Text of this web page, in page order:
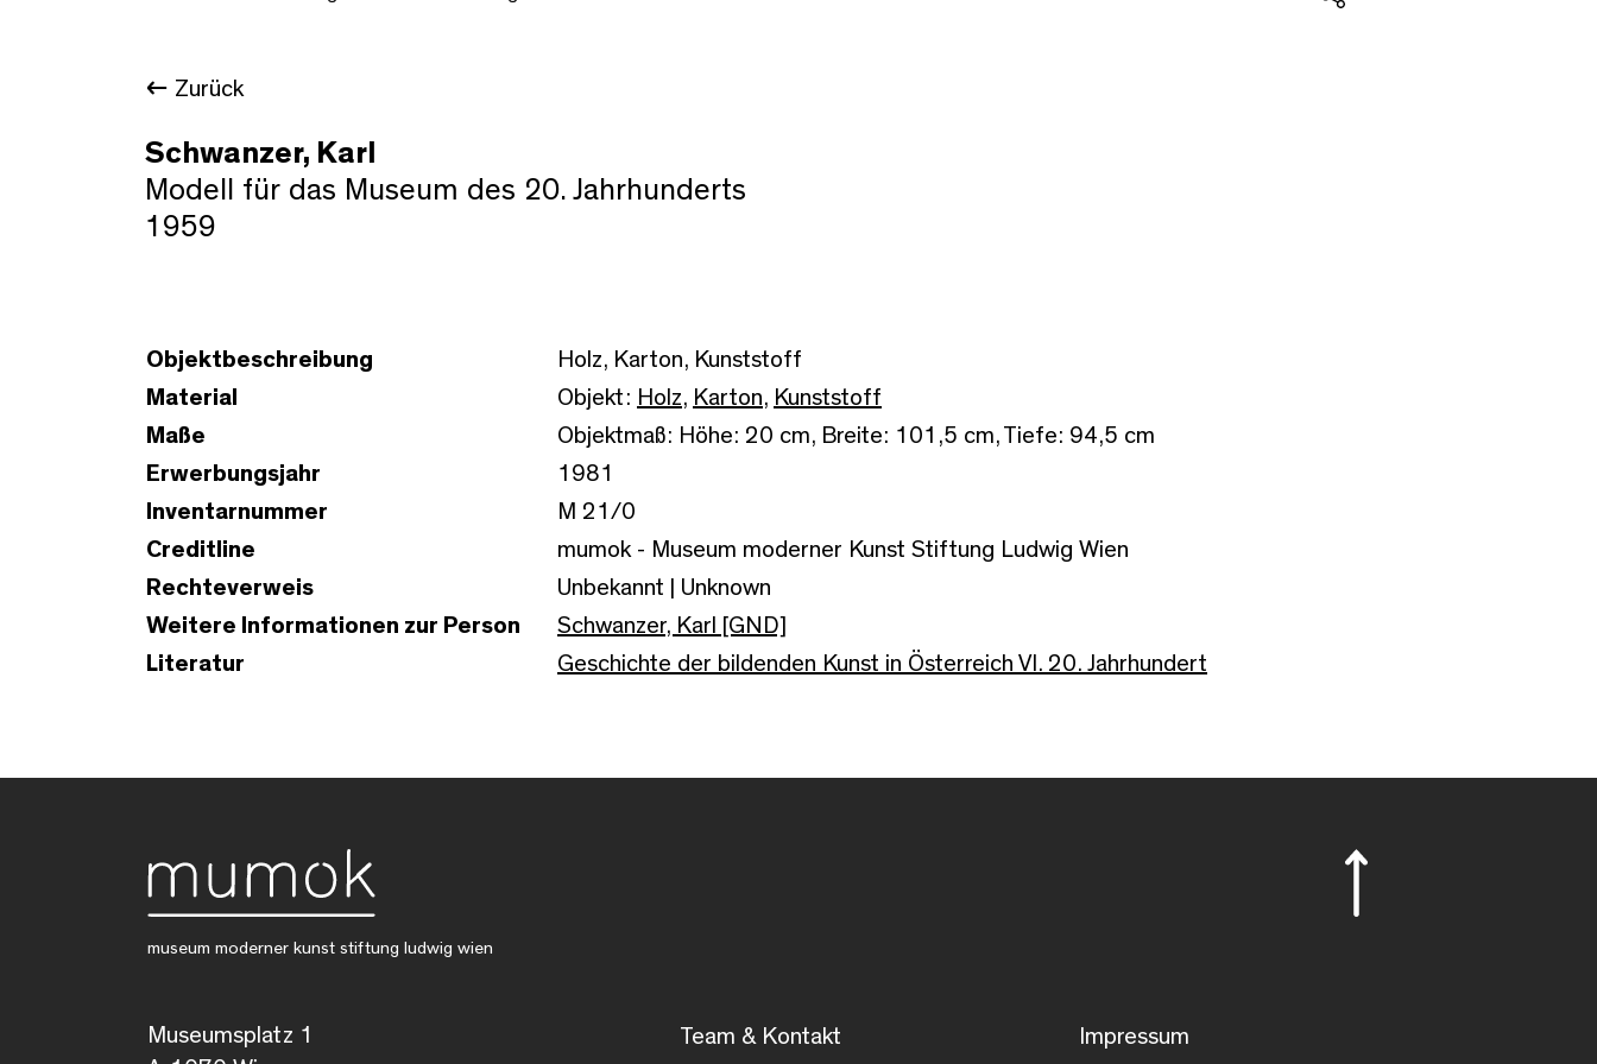
Zurück
Schwanzer, Karl
Modell für das Museum des 20. Jahrhunderts
1959
Objektbeschreibung
Holz, Karton, Kunststoff
Material
Objekt: Holz, Karton, Kunststoff
Maße
Objektmaß: Höhe: 20 cm, Breite: 101,5 cm, Tiefe: 94,5 cm
Erwerbungsjahr
1981
Inventarnummer
M 21/0
Creditline
mumok - Museum moderner Kunst Stiftung Ludwig Wien
Rechteverweis
Unbekannt | Unknown
Weitere Informationen zur Person
Schwanzer, Karl [GND]
Literatur
Geschichte der bildenden Kunst in Österreich VI. 20. Jahrhundert
museum moderner kunst stiftung ludwig wien
Museumsplatz 1
Team & Kontakt Impressum